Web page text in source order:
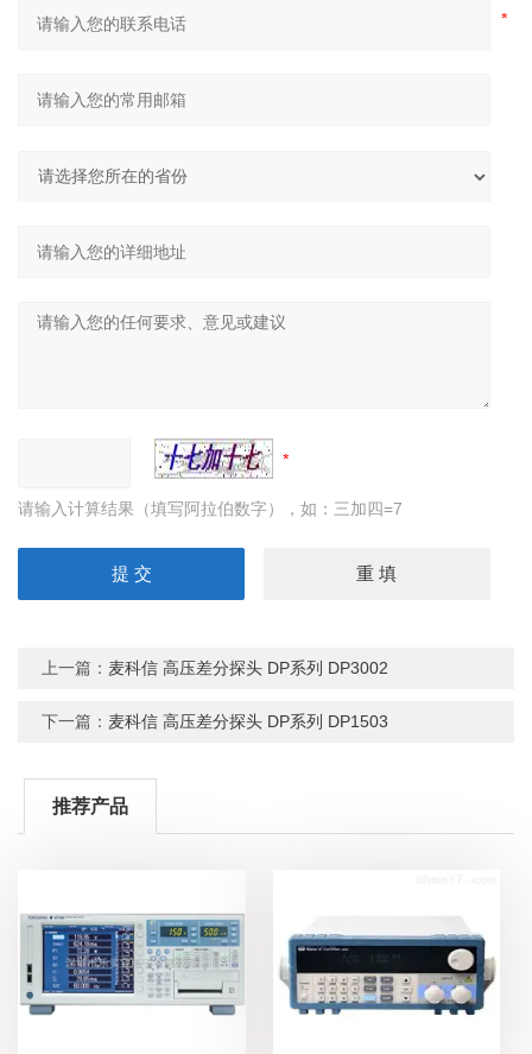
请输入计算结果（填写阿拉伯数字），如：三加四=7
上一篇： 麦科信 高压差分探头 DP系列 DP3002
下一篇： 麦科信 高压差分探头 DP系列 DP1503
推荐产品